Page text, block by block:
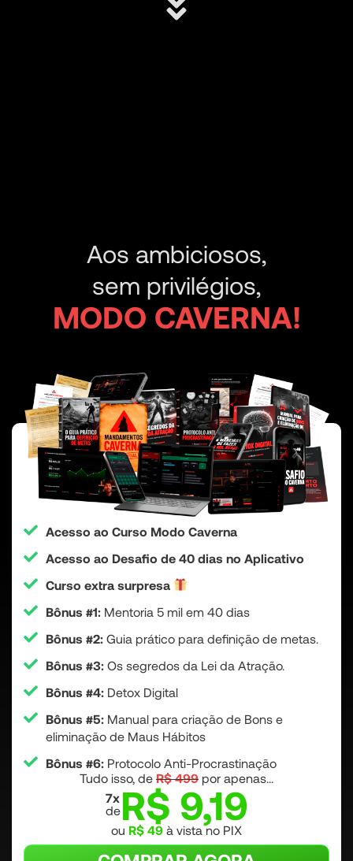
Aos ambiciosos,
sem privilégios,
MODO CAVERNA!
Acesso ao Curso Modo Caverna
Acesso ao Desafio de 40 dias no Aplicativo
Curso extra surpresa
Bônus #1:Mentoria 5 mil em 40 dias
Bônus #2: Guia prático para definição de metas.
Bônus #3:Os segredos da Lei da Atração.
Bônus #4:Detox Digital
Bônus #5: Manual para criação de Bons e
eliminação de Maus Hábitos
Bônus #6:Protocolo Anti-Procrastinação
Tudo isso, de R$ 499 por apenas...
7x
deR$ 9,19
ou R$ 49 à vista no PIX